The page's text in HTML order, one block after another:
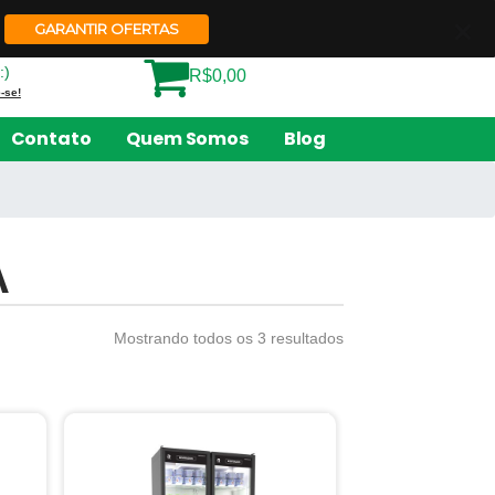
GARANTIR OFERTAS Quem Somos
se!
R$0,00
Contato Quem Somos Blog
Mostrando todos os 3 resultados